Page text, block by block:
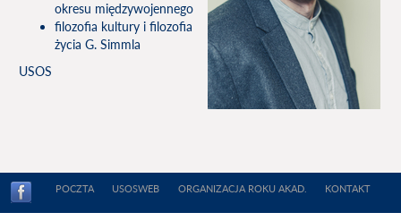
okresu międzywojennego
filozofia kultury i filozofia
życia G. Simmla
USOS
POCZTA USOSWEB ORGANIZACJA ROKU AKAD. KONTAKT